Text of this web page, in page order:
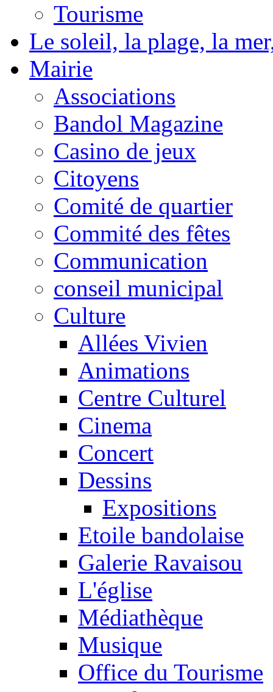
Tourisme
Le soleil, la plage, la
Mairie
Associations
Bandol Magazine
Casino de jeux
Citoyens
Comité de quartier
Commité des fêtes
Communication
conseil municipal
Culture
Allées Vivien
Animations
Centre Culturel
Cinema
Concert
Dessins
Expositions
Etoile bandolaise
Galerie Ravaisou
L'église
Médiathèque
Musique
Office du Tourisme